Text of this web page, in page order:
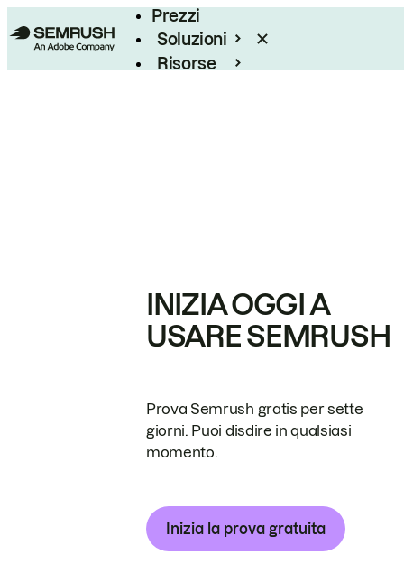
Prezzi
Soluzioni
Risorse
INIZIA OGGI A
USARE SEMRUSH
Prova Semrush gratis per sette
giorni. Puoi disdire in qualsiasi
momento.
Inizia la prova gratuita